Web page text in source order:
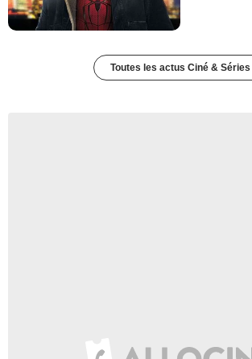
Toutes les actus Ciné & Séries